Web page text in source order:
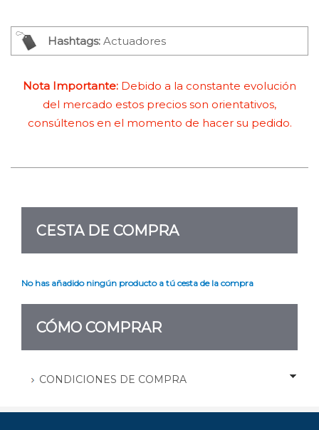
Hashtags: Actuadores
Nota Importante: Debido a la constante evolución
del mercado estos precios son orientativos,
consúltenos en el momento de hacer su pedido.
CESTA DE COMPRA
No has añadido ningún producto a tú cesta de la compra
CÓMO COMPRAR
CONDICIONES DE COMPRA